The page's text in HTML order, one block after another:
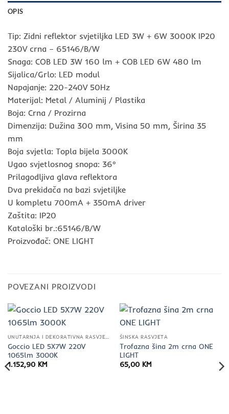
OPIS
Tip: Zidni reflektor svjetiljka LED 3W + 6W 3000K IP20
230V crna – 65146/B/W
Snaga: COB LED 3W 160 lm + COB LED 6W 480 lm
Sijalica/Grlo: LED modul
Napajanje: 220-240V 50Hz
Materijal: Metal / Aluminij / Plastika
Boja: Crna / Prozirna
Dimenzija: Dužina 300 mm, Visina 50 mm, Širina 35
mm
Boja svjetla: Topla bijela 3000K
Ugao svjetlosnog snopa: 36°
Prilagodljiva glava reflektora
Dva prekidača na bazi svjetiljke
U kompletu 700mA + 350mA driver
Zaštita: IP20
Kataloški br.:65146/B/W
Proizvođač: ONE LIGHT
POVEZANI PROIZVODI
UNUTARNJA I DEKORATIVNA RASVJETA
Goccio LED 5X7W 220V
1065lm 3000K
1.152,90 KM
ŠINSKA RASVJETA
Trofazna šina 2m crna ONE
LIGHT
65,00 KM